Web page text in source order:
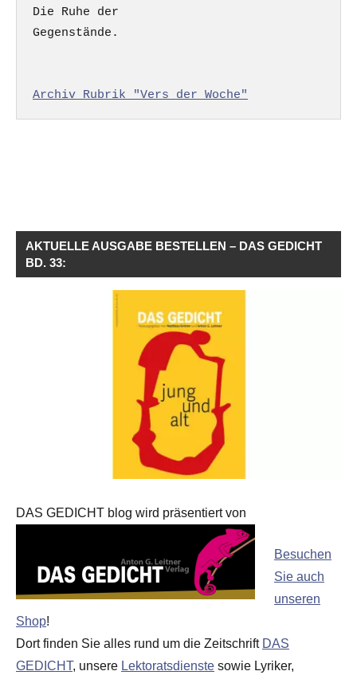
Die Ruhe der
Gegenstände.
Archiv Rubrik "Vers der Woche"
AKTUELLE AUSGABE BESTELLEN – DAS GEDICHT
BD. 33:
DAS GEDICHT blog wird präsentiert von
Besuchen
Sie auch
unseren
Shop!
Dort finden Sie alles rund um die Zeitschrift DAS
GEDICHT, unsere Lektoratsdienste sowie Lyriker,